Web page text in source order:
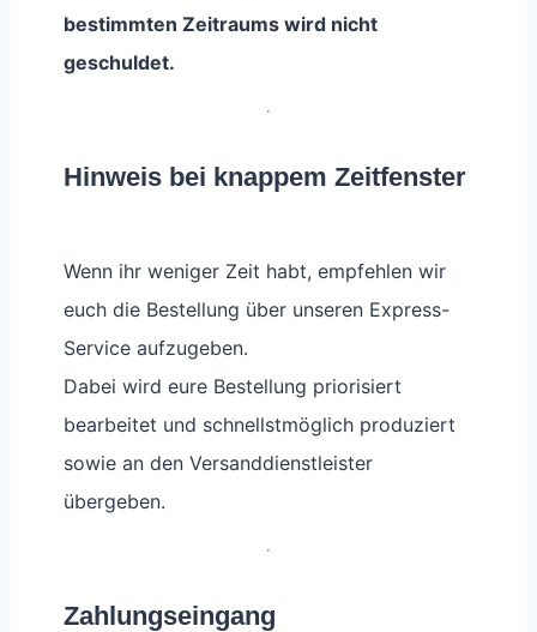
bestimmten Zeitraums wird nicht
geschuldet.
Hinweis bei knappem Zeitfenster
Wenn ihr weniger Zeit habt, empfehlen wir
euch die Bestellung über unseren Express-
Service aufzugeben.
Dabei wird eure Bestellung priorisiert
bearbeitet und schnellstmöglich produziert
sowie an den Versanddienstleister
übergeben.
Zahlungseingang